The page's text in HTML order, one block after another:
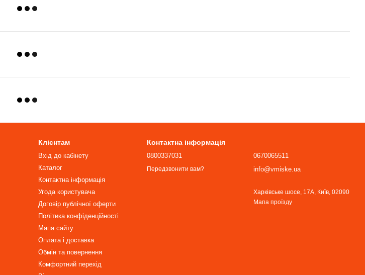
Клієнтам
Вхід до кабінету
Каталог
Контактна інформація
Угода користувача
Договір публічної оферти
Політика конфіденційності
Мапа сайту
Оплата і доставка
Обмін та повернення
Комфортний перехід
Контактна інформація
0800337031
Передзвонити вам?
0670065511
info@vmiske.ua
Харківське шосе, 17А, Київ, 02090
Мапа проїзду